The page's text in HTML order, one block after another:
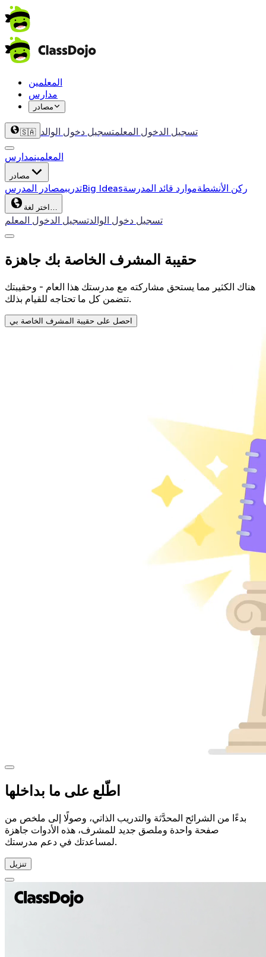
المعلمين
مدارس
مصادر
🇸🇦 تسجيل الدخول المعلمتسجيل دخول الوالد
المعلمينمدارس
مصادر
تدريبمصادر المدرس Big Ideas ركن الأنشطةموارد قائد المدرسة
اختر لغة…
تسجيل الدخول المعلمتسجيل دخول الوالد
حقيبة المشرف الخاصة بك جاهزة
هناك الكثير مما يستحق مشاركته مع مدرستك هذا العام - وحقيبتك
تتضمن كل ما تحتاجه للقيام بذلك.
احصل على حقيبة المشرف الخاصة بي
اطّلع على ما بداخلها
بدءًا من الشرائح المحدَّثة والتدريب الذاتي، وصولًا إلى ملخص من
صفحة واحدة وملصق جديد للمشرف، هذه الأدوات جاهزة
لمساعدتك في دعم مدرستك.
تنزيل